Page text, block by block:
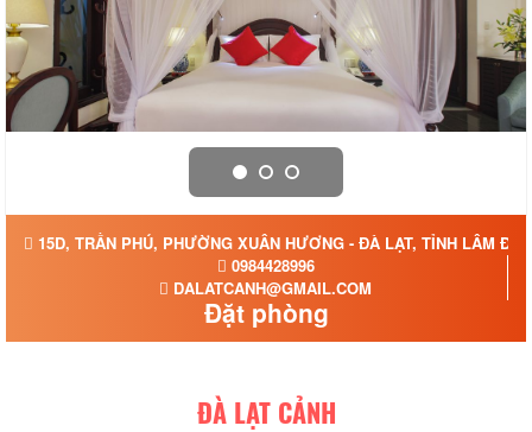
15D, TRẦN PHÚ, PHƯỜNG XUÂN HƯƠNG - ĐÀ LẠT, TỈNH LÂM
0984428996
DALATCANH@GMAIL.COM
Đặt phòng
ĐÀ LẠT CẢNH